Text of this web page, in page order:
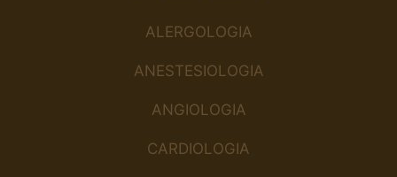
ALERGOLOGIA
ANESTESIOLOGIA
ANGIOLOGIA
CARDIOLOGIA